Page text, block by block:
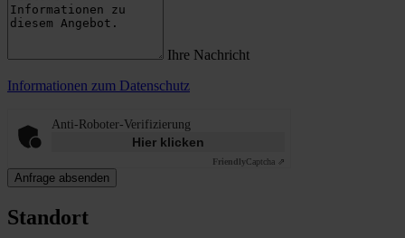
Ihre Nachricht
Informationen zum Datenschutz
Anti-Roboter-Verifizierung
Hier klicken
FriendlyCaptcha ⇗
Anfrage absenden
Standort